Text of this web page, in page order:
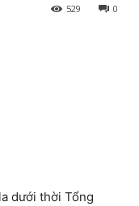
0
529
dưới thời Tổng